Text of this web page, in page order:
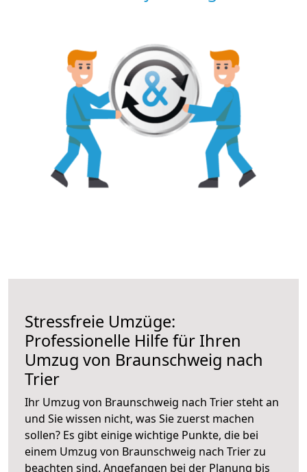
Stressfreie Umzüge:
Professionelle Hilfe für Ihren
Umzug von Braunschweig nach
Trier
Ihr Umzug von Braunschweig nach Trier steht an
und Sie wissen nicht, was Sie zuerst machen
sollen? Es gibt einige wichtige Punkte, die bei
einem Umzug von Braunschweig nach Trier zu
beachten sind. Angefangen bei der Planung bis